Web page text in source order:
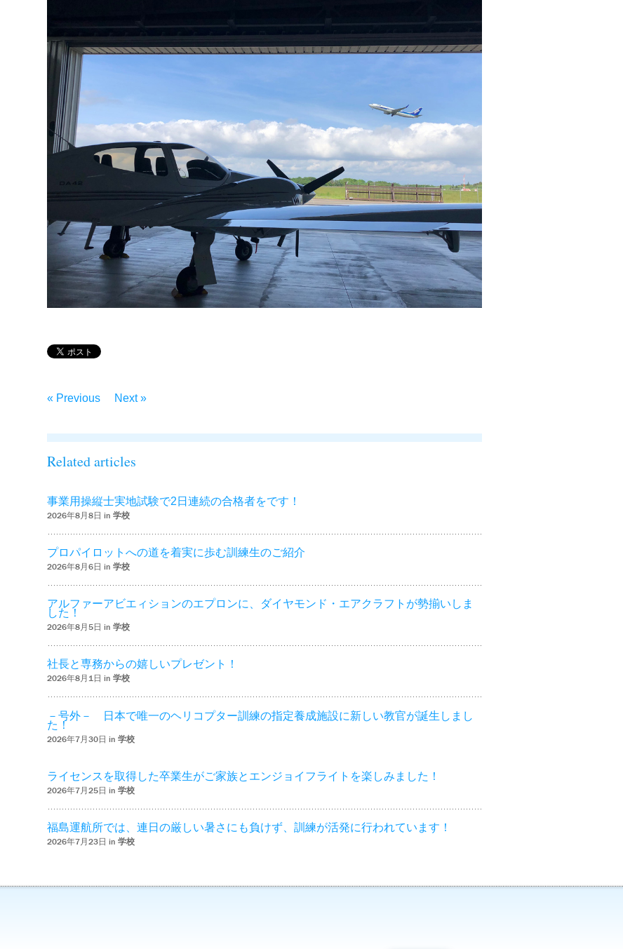
« Previous Next »
Related articles
事業用操縦士実地試験で2日連続の合格者をです！
2026年8月8日 in 学校
プロパイロットへの道を着実に歩む訓練生のご紹介
2026年8月6日 in 学校
アルファーアビエィションのエプロンに、ダイヤモンド・エアクラフトが勢揃いしま
した！
2026年8月5日 in 学校
社長と専務からの嬉しいプレゼント！
2026年8月1日 in 学校
－号外－ 日本で唯一のヘリコプター訓練の指定養成施設に新しい教官が誕生しまし
た！
2026年7月30日 in 学校
ライセンスを取得した卒業生がご家族とエンジョイフライトを楽しみました！
2026年7月25日 in 学校
福島運航所では、連日の厳しい暑さにも負けず、訓練が活発に行われています！
2026年7月23日 in 学校